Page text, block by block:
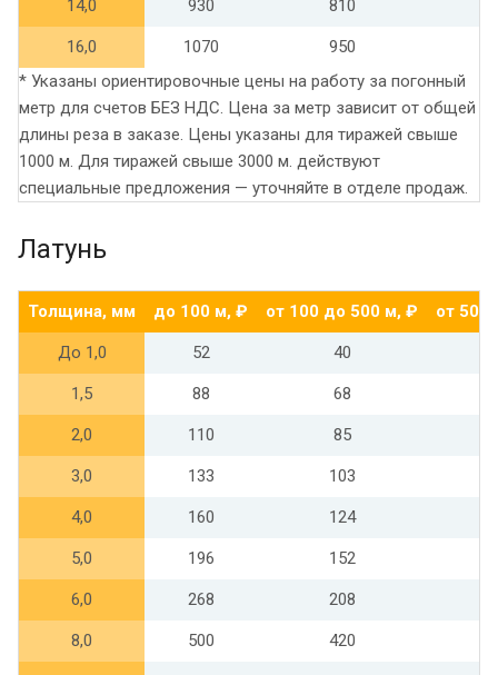
14,0 930 810
16,0 1070
950
* Указаны ориентировочные цены на работу за погонный
метр для счетов БЕЗ НДС. Цена за метр зависит от общей
длины реза в заказе. Цены указаны для тиражей свыше
1000 м. Для тиражей свыше 3000 м. действуют
специальные предложения — уточняйте в отделе продаж.
Латунь
Толщина, мм до 100 м, ₽ от 100 до 500 м, ₽ от 500
До 1,0 52 40
1,5 88 68
2,0 110 85
3,0 133 103
4,0 160 124
5,0 196 152
6,0 268 208
8,0 500 420